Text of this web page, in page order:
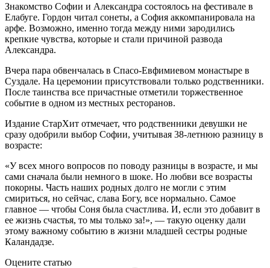
Знакомство Софии и Александра состоялось на фестивале в
Елабуге. Гордон читал сонеты, а София аккомпанировала на
арфе. Возможно, именно тогда между ними зародились
крепкие чувства, которые и стали причиной развода
Александра.
Вчера пара обвенчалась в Спасо-Евфимиевом монастыре в
Суздале. На церемонии присутствовали только родственники.
После таинства все причастные отметили торжественное
событие в одном из местных ресторанов.
Издание СтарХит отмечает, что родственники девушки не
сразу одобрили выбор Софии, учитывая 38-летнюю разницу в
возрасте:
«У всех много вопросов по поводу разницы в возрасте, и мы
сами сначала были немного в шоке. Но любви все возрасты
покорны. Часть наших родных долго не могли с этим
смириться, но сейчас, слава Богу, все нормально. Самое
главное — чтобы Соня была счастлива. И, если это добавит в
ее жизнь счастья, то мы только за!», — такую оценку дали
этому важному событию в жизни младшей сестры родные
Каландадзе.
Оцените статью